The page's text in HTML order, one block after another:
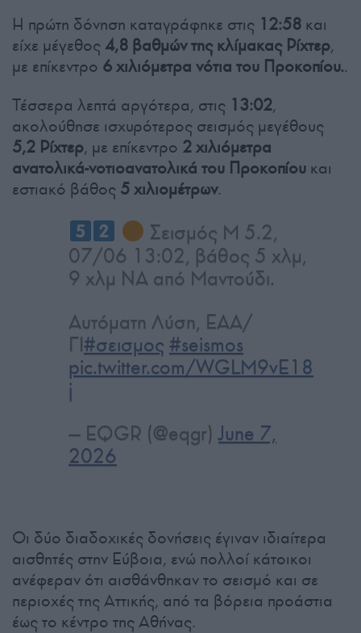
Η πρώτη δόνηση καταγράφηκε στις 12:58 και
είχε μέγεθος 4,8 βαθμών της κλίμακας Ρίχτερ,
με επίκεντρο 6 χιλιόμετρα νότια του Προκοπίου..
Τέσσερα λεπτά αργότερα, στις 13:02,
ακολούθησε ισχυρότερος σεισμός μεγέθους
5,2 Ρίχτερ, με επίκεντρο 2 χιλιόμετρα
ανατολικά-νοτιοανατολικά του Προκοπίου και
εστιακό βάθος 5 χιλιομέτρων.
Σεισμός M 5.2,
07/06 13:02, βάθος 5 χλμ,
9 χλμ ΝΑ από Μαντούδι.
Αυτόματη Λύση, EAA/
ΓΙ#σεισμος #seismos
pic.twitter.com/WGLM9vE18
j
— EQGR (@eqgr)June 7,
2026
Οι δύο διαδοχικές δονήσεις έγιναν ιδιαίτερα
αισθητές στην Εύβοια, ενώ πολλοί κάτοικοι
ανέφεραν ότι αισθάνθηκαν το σεισμό και σε
περιοχές της Αττικής, από τα βόρεια προάστια
έως το κέντρο της Αθήνας.